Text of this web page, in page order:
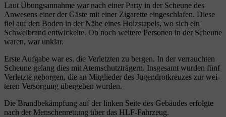
Laut Übungs­an­nah­me war nach einer Par­ty in der Scheu­ne des
Anwe­sens einer der Gäs­te mit einer Ziga­ret­te ein­ge­schla­fen. Die­se
fiel auf den Boden in der Nähe eines Holz­sta­pels, wo sich ein
Schwel­brand ent­wi­ckel­te. Ob noch wei­te­re Per­so­nen in der Scheu­ne
waren, war unklar.
Ers­te Auf­ga­be war es, die Ver­letz­ten zu ber­gen. In der ver­rauch­ten
Scheu­ne gelang dies mit Atem­schutz­trä­gern. Ins­ge­samt wur­den fünf
Ver­letz­te gebor­gen, die an Mit­glie­der des Jugend­rot­kreu­zes zur wei­
te­ren Ver­sor­gung über­ge­ben wurden.
Die Brand­be­kämp­fung auf der lin­ken Sei­te des Gebäu­des erfolg­te
nach der Men­schen­ret­tung über das HLF-Fahrzeug.